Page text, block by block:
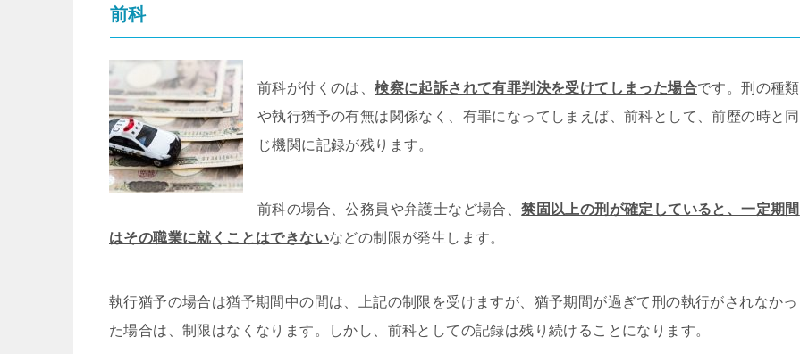
前科
前科が付くのは、検察に起訴されて有罪判決を受けてしまった場合です。刑の種類
や執行猶予の有無は関係なく、有罪になってしまえば、前科として、前歴の時と同
じ機関に記録が残ります。
前科の場合、公務員や弁護士など場合、禁固以上の刑が確定していると、一定期間
はその職業に就くことはできないなどの制限が発生します。
執行猶予の場合は猶予期間中の間は、上記の制限を受けますが、猶予期間が過ぎて刑の執行がされなかっ
た場合は、制限はなくなります。しかし、前科としての記録は残り続けることになります。